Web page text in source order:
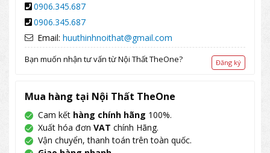
0906.345.687
0906.345.687
Email: huuthinhnoithat@gmail.com
Bạn muốn nhận tư vấn từ Nội Thất TheOne? Đăng ký
Mua hàng tại Nội Thất TheOne
Cam kết hàng chính hãng 100%.
Xuất hóa đơn VAT chính Hãng.
Vận chuyển, thanh toán trên toàn quốc.